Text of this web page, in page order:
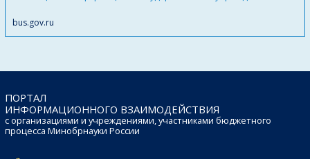
bus.gov.ru
ПОРТАЛ
ИНФОРМАЦИОННОГО ВЗАИМОДЕЙСТВИЯ
с организациями и учреждениями, участниками бюджетного
процесса Минобрнауки России